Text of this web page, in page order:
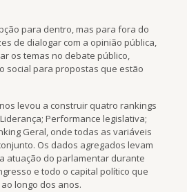
para dentro, mas para fora do
de dialogar com a opinião pública,
os temas no debate público,
social para propostas que estão
levou a construir quatro rankings
Performance legislativa;
Geral, onde todas as variáveis
Os dados agregados levam
atuação do parlamentar durante
e todo o capital político que
longo dos anos.